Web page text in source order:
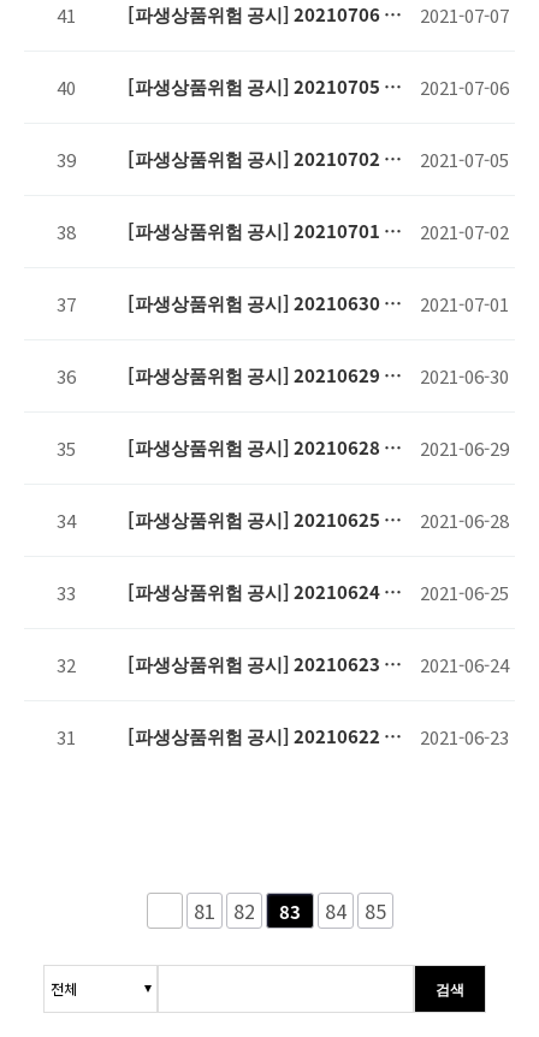
41
[파생상품위험 공시] 20210706 기
2021-07-07
40
[파생상품위험 공시] 20210705 기
2021-07-06
39
[파생상품위험 공시] 20210702 기
2021-07-05
38
[파생상품위험 공시] 20210701 기
2021-07-02
37
[파생상품위험 공시] 20210630 기
2021-07-01
36
[파생상품위험 공시] 20210629 기
2021-06-30
35
[파생상품위험 공시] 20210628 기
2021-06-29
34
[파생상품위험 공시] 20210625 기
2021-06-28
33
[파생상품위험 공시] 20210624 기
2021-06-25
32
[파생상품위험 공시] 20210623 기
2021-06-24
31
[파생상품위험 공시] 20210622 기
2021-06-23
81 82 83 84 85
검색